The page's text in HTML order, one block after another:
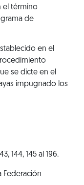
el término
de
en el
se dicte en el
impugnado los
144, 145 al 196.
Federación